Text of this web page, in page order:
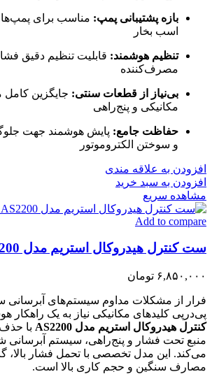
بازه پشتیبانی پمپ:
اسب بخار
تنظیم هوشمند: قابلیت تنظیم دقیق
مصرف‌کننده
بی‌نیاز از قطعات سنتی: جایگزین کامل
مکانیکی و پنج‌راهی
حفاظت جامع: پایش هوشمند جهت
و سوختن الکتروموتور
افزودن به علاقه مندی
افزودن به سبد خرید
مشاهده سریع
Add to compare
ست کنترل هیدروکال استریم مدل AS2200
۶,۸۵۰,۰۰۰ تومان
فرار از مشکلات مداوم سیستم‌های آبرسانی
پی‌درپی کلیدهای مکانیکی نیاز به یک راهکار
کنترل هیدروکال استریم مدل AS2200
با حذف
منبع تحت فشار و پنج‌راهی، سیستم آبرسانی
می‌کند. این مدل تخصصی با تحمل فشار بالا،
مصارف سنگین و حجم کاری بالا است.